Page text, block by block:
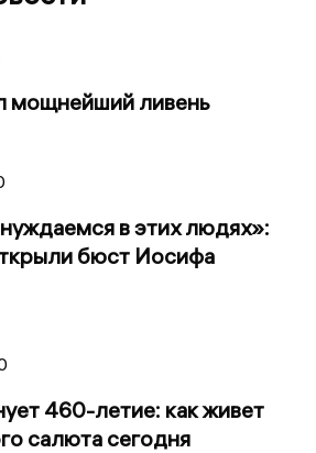
мощнейший ливень
в этих людях»:
бюст Иосифа
460-летие: как живет
салюта сегодня